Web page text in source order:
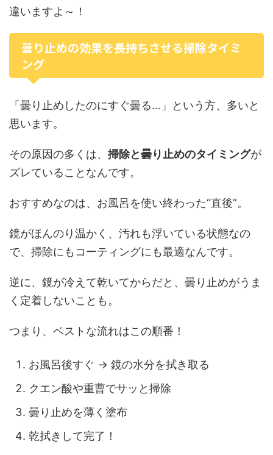
違いますよ～！
曇り止めの効果を長持ちさせる掃除タイミ
ング
「曇り止めしたのにすぐ曇る…」という方、多いと
思います。
その原因の多くは、 掃除と曇り止めのタイミングが
ズレていることなんです。
おすすめなのは、お風呂を使い終わった“直後”。
鏡がほんのり温かく、汚れも浮いている状態なの
で、掃除にもコーティングにも最適なんです。
逆に、鏡が冷えて乾いてからだと、曇り止めがうま
く定着しないことも。
つまり、ベストな流れはこの順番！
お風呂後すぐ → 鏡の水分を拭き取る
クエン酸や重曹でサッと掃除
曇り止めを薄く塗布
乾拭きして完了！